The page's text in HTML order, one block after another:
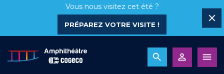
Vous nous visitez cet été ?
PRÉPAREZ VOTRE VISITE !